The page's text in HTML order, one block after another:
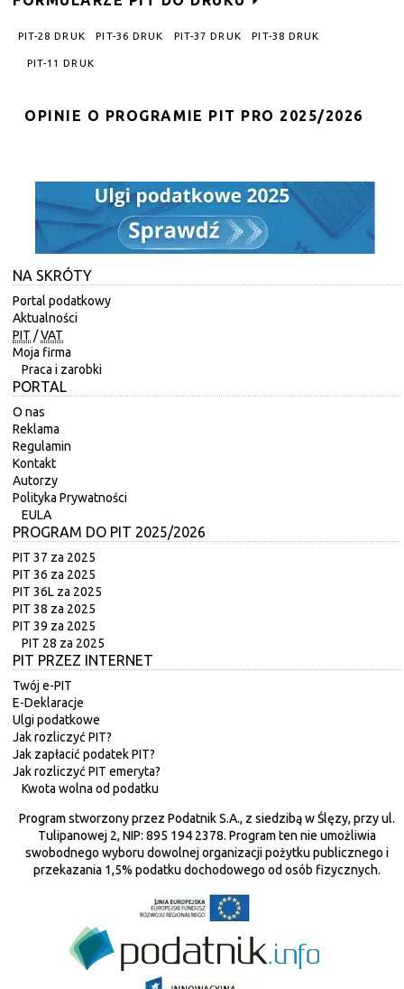
PIT-28 DRUK PIT-36 DRUK PIT-37 DRUK PIT-38 DRUK
PIT-11 DRUK
OPINIE O PROGRAMIE PIT PRO 2025/2026
NA SKRÓTY
Portal podatkowy
Aktualności
PIT /VAT
Moja firma
Praca i zarobki
PORTAL
O nas
Reklama
Regulamin
Kontakt
Autorzy
Polityka Prywatności
EULA
PROGRAM DO PIT 2025/2026
PIT 37 za 2025
PIT 36 za 2025
PIT 36L za 2025
PIT 38 za 2025
PIT 39 za 2025
PIT 28 za 2025
PIT PRZEZ INTERNET
Twój e-PIT
E-Deklaracje
Ulgi podatkowe
Jak rozliczyć PIT?
Jak zapłacić podatek PIT?
Jak rozliczyć PIT emeryta?
Kwota wolna od podatku
Program stworzony przez Podatnik S.A., z siedzibą w Ślęzy, przy ul.
Tulipanowej 2, NIP: 895 194 2378. Program ten nie umożliwia
swobodnego wyboru dowolnej organizacji pożytku publicznego i
przekazania 1,5% podatku dochodowego od osób fizycznych.